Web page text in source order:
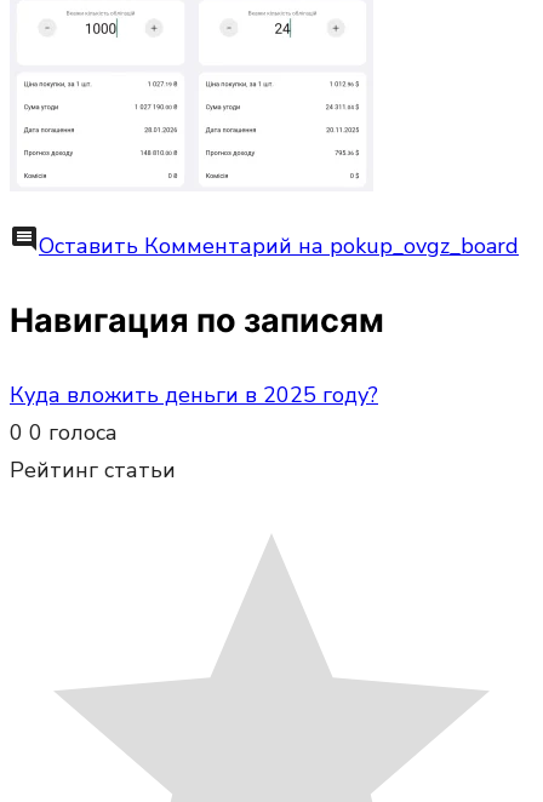
commentОставить Комментарий на pokup_ovgz_board
Навигация по записям
Куда вложить деньги в 2025 году?
0 0 голоса
Рейтинг статьи